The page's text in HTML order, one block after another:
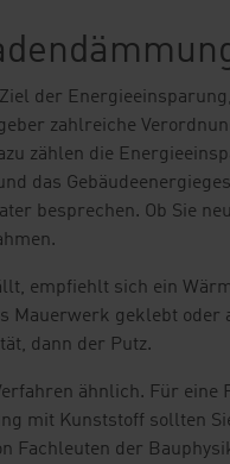
der
zahlreiche
zählen die
das
besprechen. Ob Sie
empfiehlt sich ein
Mauerwerk geklebt
dann der Putz.
ähnlich. Für eine
mit Kunststoff sollten
Fachleuten der